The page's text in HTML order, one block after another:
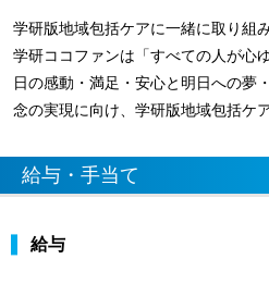
学研版地域包括ケアに一緒に取り組
学研ココファンは「すべての人が心
日の感動・満足・安心と明日への夢
念の実現に向け、学研版地域包括ケ
給与・手当て
給与